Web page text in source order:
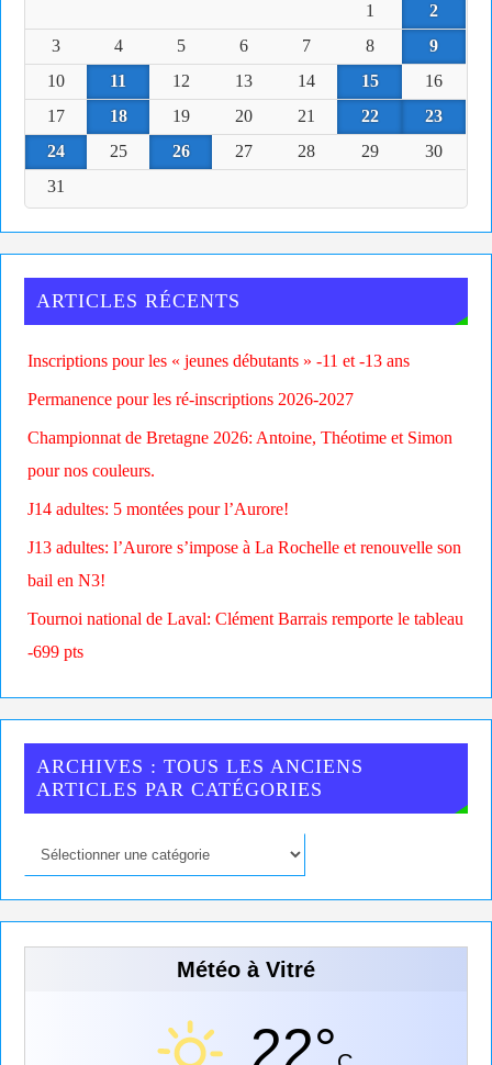
1
2
3
4 5 6 7 8
9
10
11 12 13 14 15
16
17
18 19 20 21 22
23
24
25 26 27 28 29
30
31
ARTICLES RÉCENTS
Inscriptions pour les « jeunes débutants » -11 et -13 ans
Permanence pour les ré-inscriptions 2026-2027
Championnat de Bretagne 2026: Antoine, Théotime et Simon
pour nos couleurs.
J14 adultes: 5 montées pour l’Aurore!
J13 adultes: l’Aurore s’impose à La Rochelle et renouvelle son
bail en N3!
Tournoi national de Laval: Clément Barrais remporte le tableau
-699 pts
ARCHIVES : TOUS LES ANCIENS
ARTICLES PAR CATÉGORIES
Météo à Vitré
22°